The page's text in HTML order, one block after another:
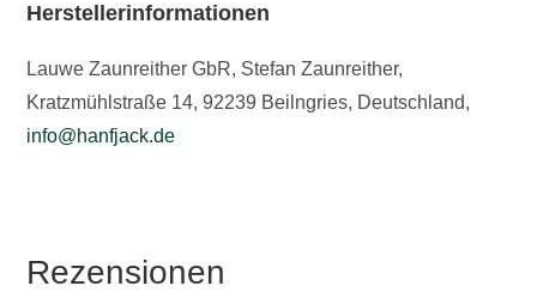
Herstellerinformationen
Lauwe Zaunreither GbR, Stefan Zaunreither,
Kratzmühlstraße 14, 92239 Beilngries, Deutschland,
info@hanfjack.de
Rezensionen